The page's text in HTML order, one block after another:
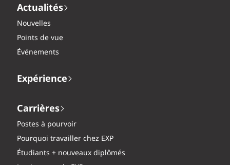
Actualités
Nouvelles
Points de vue
Événements
Expérience
Carrières
Postes à pourvoir
Pourquoi travailler chez EXP
Étudiants + nouveaux diplômés